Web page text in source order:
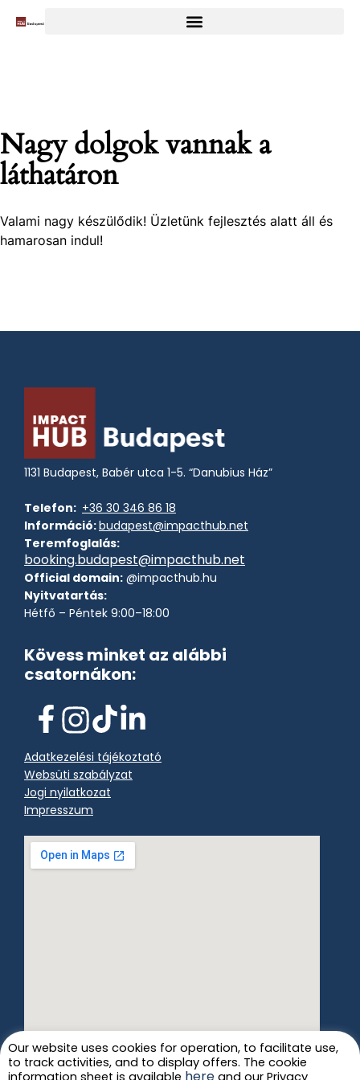
Nagy dolgok vannak a
láthatáron
Valami nagy készülődik! Üzletünk fejlesztés alatt áll és
hamarosan indul!
1131 Budapest, Babér utca 1-5. “Danubius Ház”
Telefon: +36 30 346 86 18
Információ:budapest@impacthub.net
Teremfoglalás:
booking.budapest@impacthub.net
Official domain: @impacthub.hu
Nyitvatartás:
Hétfő – Péntek 9:00–18:00
Kövess minket az alábbi
csatornákon:
Adatkezelési tájékoztató
Websüti szabályzat
Jogi nyilatkozat
Impresszum
Our website uses cookies for operation, to facilitate use,
to track activities, and to display offers. The cookie
information sheet is available
and our Privacy